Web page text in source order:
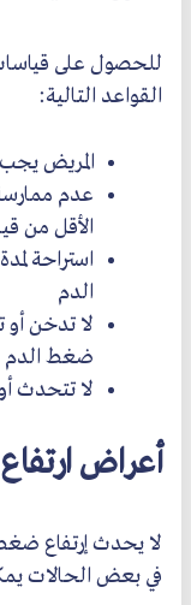
للحصول على
القواعد التالية:
المريض
الأقل من
الدم
ضغط الدم
لا تتحدث
أعراض
لا يحدث إرتفاع
في بعض الحالات